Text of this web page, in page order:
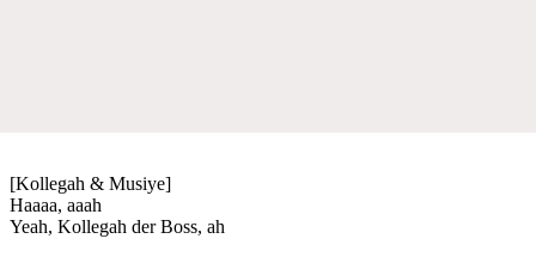
[Kollegah & Musiye]
Haaaa, aaah
Yeah, Kollegah der Boss, ah